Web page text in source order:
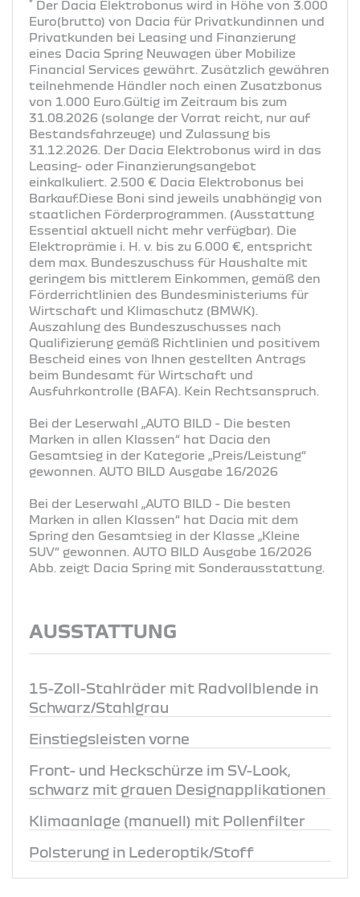
Der Dacia Elektrobonus wird in Höhe von 3.000
Euro(brutto) von Dacia für Privatkundinnen und
Privatkunden bei Leasing und Finanzierung
eines Dacia Spring Neuwagen über Mobilize
Financial Services gewährt. Zusätzlich gewähren
teilnehmende Händler noch einen Zusatzbonus
von 1.000 Euro.Gültig im Zeitraum bis zum
31.08.2026 (solange der Vorrat reicht, nur auf
Bestandsfahrzeuge) und Zulassung bis
31.12.2026. Der Dacia Elektrobonus wird in das
Leasing- oder Finanzierungsangebot
einkalkuliert. 2.500 € Dacia Elektrobonus bei
Barkauf.Diese Boni sind jeweils unabhängig von
staatlichen Förderprogrammen. (Ausstattung
Essential aktuell nicht mehr verfügbar). Die
Elektroprämie i. H. v. bis zu 6.000 €, entspricht
dem max. Bundeszuschuss für Haushalte mit
geringem bis mittlerem Einkommen, gemäß den
Förderrichtlinien des Bundesministeriums für
Wirtschaft und Klimaschutz (BMWK).
Auszahlung des Bundeszuschusses nach
Qualifizierung gemäß Richtlinien und positivem
Bescheid eines von Ihnen gestellten Antrags
beim Bundesamt für Wirtschaft und
Ausfuhrkontrolle (BAFA). Kein Rechtsanspruch.
Bei der Leserwahl „AUTO BILD - Die besten
Marken in allen Klassen“ hat Dacia den
Gesamtsieg in der Kategorie „Preis/Leistung“
gewonnen. AUTO BILD Ausgabe 16/2026
Bei der Leserwahl „AUTO BILD - Die besten
Marken in allen Klassen“ hat Dacia mit dem
Spring den Gesamtsieg in der Klasse „Kleine
SUV“ gewonnen. AUTO BILD Ausgabe 16/2026
Abb. zeigt Dacia Spring mit Sonderausstattung.
AUSSTATTUNG
15-Zoll-Stahlräder mit Radvollblende in
Schwarz/Stahlgrau
Einstiegsleisten vorne
Front- und Heckschürze im SV-Look,
schwarz mit grauen Designapplikationen
Klimaanlage (manuell) mit Pollenfilter
Polsterung in Lederoptik/Stoff